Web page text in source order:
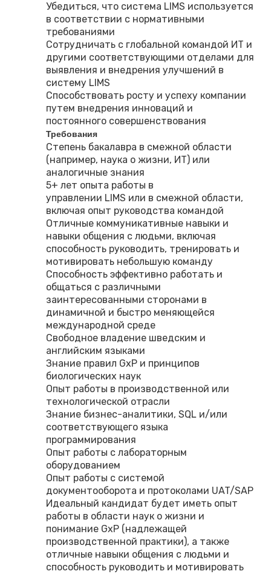
Убедиться, что система LIMS используется
в соответствии с нормативными
требованиями
Сотрудничать с глобальной командой ИТ и
другими соответствующими отделами для
выявления и внедрения улучшений в
систему LIMS
Способствовать росту и успеху компании
путем внедрения инноваций и
постоянного совершенствования
Требования
Степень бакалавра в смежной области
(например, наука о жизни, ИТ) или
аналогичные знания
5+ лет опыта работы в
управлении LIMS или в смежной области,
включая опыт руководства командой
Отличные коммуникативные навыки и
навыки общения с людьми, включая
способность руководить, тренировать и
мотивировать небольшую команду
Способность эффективно работать и
общаться с различными
заинтересованными сторонами в
динамичной и быстро меняющейся
международной среде
Свободное владение шведским и
английским языками
Знание правил GxP и принципов
биологических наук
Опыт работы в производственной или
технологической отрасли
Знание бизнес-аналитики, SQL и/или
соответствующего языка
программирования
Опыт работы с лабораторным
оборудованием
Опыт работы с системой
документооборота и протоколами UAT/SAP
Идеальный кандидат будет иметь опыт
работы в области наук о жизни и
понимание GxP (надлежащей
производственной практики), а также
отличные навыки общения с людьми и
способность руководить и мотивировать